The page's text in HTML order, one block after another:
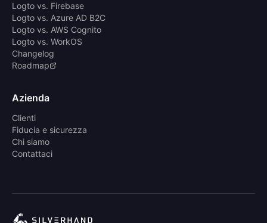
Logto vs. Firebase
Logto vs. Azure AD B2C
Logto vs. AWS Cognito
Logto vs. WorkOS
Changelog
Roadmap
Azienda
Clienti
Fiducia e sicurezza
Chi siamo
Contattaci